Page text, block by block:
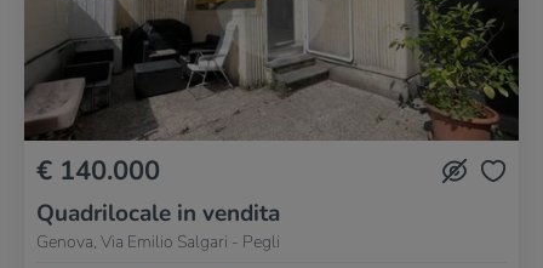
€ 140.000
Quadrilocale in vendita
Genova, Via Emilio Salgari - Pegli